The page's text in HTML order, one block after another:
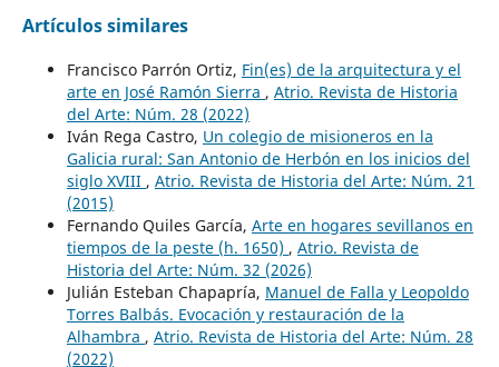
Artículos similares
Francisco Parrón Ortiz, Fin(es) de la arquitectura y el
arte en José Ramón Sierra , Atrio. Revista de Historia
del Arte: Núm. 28 (2022)
Iván Rega Castro, Un colegio de misioneros en la
Galicia rural: San Antonio de Herbón en los inicios del
siglo XVIII , Atrio. Revista de Historia del Arte: Núm. 21
(2015)
Fernando Quiles García, Arte en hogares sevillanos en
tiempos de la peste (h. 1650) , Atrio. Revista de
Historia del Arte: Núm. 32 (2026)
Julián Esteban Chapapría, Manuel de Falla y Leopoldo
Torres Balbás. Evocación y restauración de la
Alhambra , Atrio. Revista de Historia del Arte: Núm. 28
(2022)